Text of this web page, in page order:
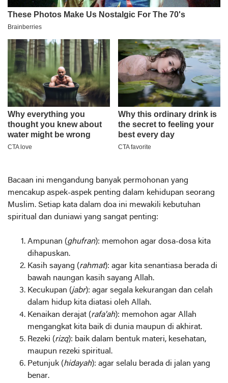
Bacaan ini mengandung banyak permohonan yang
mencakup aspek-aspek penting dalam kehidupan seorang
Muslim. Setiap kata dalam doa ini mewakili kebutuhan
spiritual dan duniawi yang sangat penting:
Ampunan (ghufran): memohon agar dosa-dosa kita
dihapuskan.
Kasih sayang (rahmat): agar kita senantiasa berada di
bawah naungan kasih sayang Allah.
Kecukupan (jabr): agar segala kekurangan dan celah
dalam hidup kita diatasi oleh Allah.
Kenaikan derajat (rafa'ah): memohon agar Allah
mengangkat kita baik di dunia maupun di akhirat.
Rezeki (rizq): baik dalam bentuk materi, kesehatan,
maupun rezeki spiritual.
Petunjuk (hidayah): agar selalu berada di jalan yang
benar.